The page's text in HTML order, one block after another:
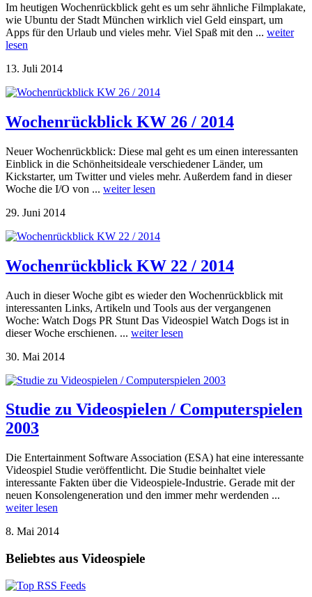
Im heutigen Wochenrückblick geht es um sehr ähnliche Filmplakate,
wie Ubuntu der Stadt München wirklich viel Geld einspart, um
Apps für den Urlaub und vieles mehr. Viel Spaß mit den ... weiter
lesen
13. Juli 2014
Wochenrückblick KW 26 / 2014
Neuer Wochenrückblick: Diese mal geht es um einen interessanten
Einblick in die Schönheitsideale verschiedener Länder, um
Kickstarter, um Twitter und vieles mehr. Außerdem fand in dieser
Woche die I/O von ... weiter lesen
29. Juni 2014
Wochenrückblick KW 22 / 2014
Auch in dieser Woche gibt es wieder den Wochenrückblick mit
interessanten Links, Artikeln und Tools aus der vergangenen
Woche: Watch Dogs PR Stunt Das Videospiel Watch Dogs ist in
dieser Woche erschienen. ... weiter lesen
30. Mai 2014
Studie zu Videospielen / Computerspielen
2003
Die Entertainment Software Association (ESA) hat eine interessante
Videospiel Studie veröffentlicht. Die Studie beinhaltet viele
interessante Fakten über die Videospiele-Industrie. Gerade mit der
neuen Konsolengeneration und den immer mehr werdenden ...
weiter lesen
8. Mai 2014
Beliebtes aus Videospiele